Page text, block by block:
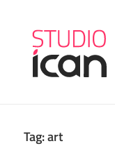
Tag:art